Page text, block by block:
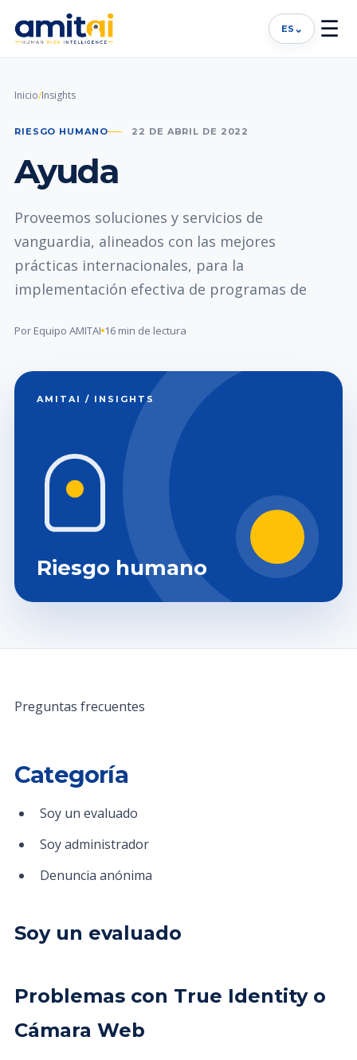
ES ⌄ ☰
Inicio/Insights
RIESGO HUMANO 22 DE ABRIL DE 2022
Ayuda
Proveemos soluciones y servicios de
vanguardia, alineados con las mejores
prácticas internacionales, para la
implementación efectiva de programas de
Por Equipo AMITAI 16 min de lectura
AMITAI / INSIGHTS
Riesgo humano
Preguntas frecuentes
Categoría
Soy un evaluado
Soy administrador
Denuncia anónima
Soy un evaluado
Problemas con True Identity o
Cámara Web